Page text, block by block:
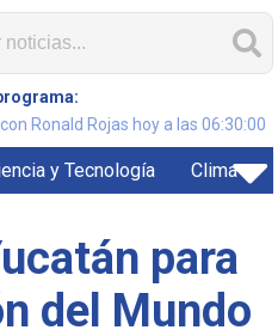
Ronald Rojas hoy a las 06:30:00
y Tecnología Clima
para
del Mundo